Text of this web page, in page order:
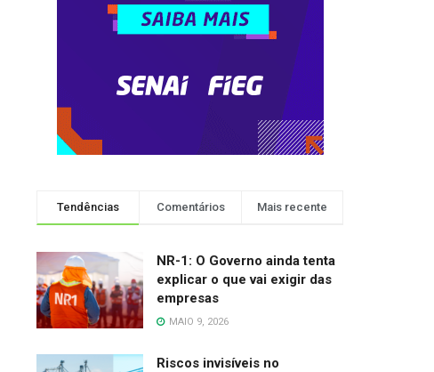
Tendências Comentários Mais recente
NR-1: O Governo ainda tenta
explicar o que vai exigir das
empresas
MAIO 9, 2026
Riscos invisíveis no